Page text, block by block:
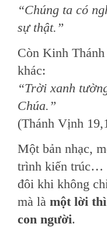
“Chúng ta có
sự thật.”
Còn Kinh
khác:
“Trời xanh
Chúa.”
(Thánh Vịnh
Một bản nhạc,
trình kiến trúc…
đôi khi không
mà là một lời
con người.